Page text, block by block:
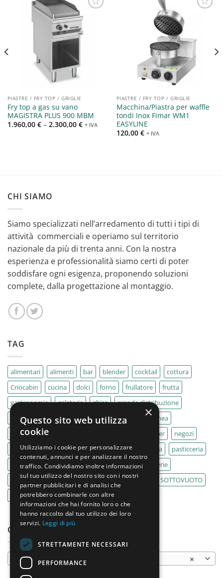
Aggiungi
alla lista
PIASTRE / FRY TOP / GRIGLIE
Fry top a gas su vano
MAGISTRA PLUS 900 MBM
1.960,00 €– 2.300,00 € + IVA
alla lista
desideri
PIASTRE / FRY TOP / GRIGLIE
Macchina/Piastra per waffle
tondi Inox Fimar WM1
EASYLINE
120,00 € + IVA
CHI SIAMO
Siamo specializzati nell’arredamento di tutti i tipi di
attività commerciali e operiamo sul territorio
nazionale da più di trenta anni. Con la nostra
esperienza e professionalità siamo certi di poter
soddisfare ogni esigenza, proponendo soluzioni
complete, dalla progettazione al montaggio.
TAG
alimentari alimenti bar blender cocktail
cottura
Criocabin
cucina dolci forno frullatore
frutta
gastronomia
gelaterie ghisa
grande distribuzione
IMPASTATRICE
impastatrici kebab
La Felsinea
MACELLERIA
mixer
negozi
Outlet
pane panifici panificio paninoteca
pasticceria
pasticcerie
pescherie pizza pizzeria
pizzerie
PLANETARIA
pub ristoranti ristorazione
SOTTOVUOTO
supermercati
tavole calde tostiere
CATEGORIE PRODOTTO
×
Piastre da banco
×
Questo sito web utilizza
cookie
Utilizziamo i cookie per personalizzare
contenuti, annunci e per analizzare il nostro
traffico. Condividiamo inoltre informazioni
sul tuo utilizzo del nostro sito con i nostri
partner pubblicitari e di analisi che
potrebbero combinarle con altre
informazioni che hai fornito loro o che
hanno raccolto dal tuo utilizzo dei loro
servizi. Leggi di più
STRETTAMENTE NECESSARI
PERFORMANCE